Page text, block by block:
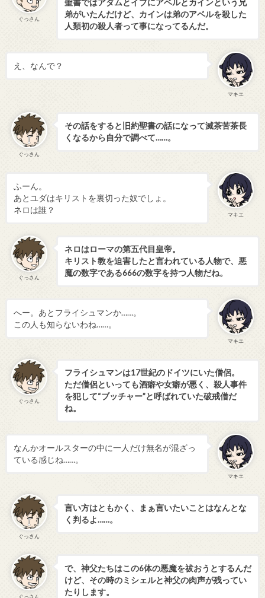
ぐっさん
聖書ではアダムとイブにアベルとカインという兄
弟がいたんだけど、カインは弟のアベルを殺した
人類初の殺人者って事になってるんだ。
マキエ
え、なんで？
ぐっさん
その話をすると旧約聖書の話になって滅茶苦茶長
くなるから自分で調べて……。
マキエ
ふーん。
あとユダはキリストを裏切った奴でしょ。
ネロは誰？
ぐっさん
ネロはローマの第五代目皇帝。
キリスト教を迫害したと言われている人物で、悪
魔の数字である666の数字を持つ人物だね。
マキエ
へー。あとフライシュマンか……。
この人も知らないわね……。
ぐっさん
フライシュマンは17世紀のドイツにいた僧侶。
ただ僧侶といっても酒癖や女癖が悪く、殺人事件
を犯して“ブッチャー”と呼ばれていた破戒僧だ
ね。
マキエ
なんかオールスターの中に一人だけ無名が混ざっ
ている感じね……。
ぐっさん
言い方はともかく、まぁ言いたいことはなんとな
く判るよ……。
ぐっさん
で、神父たちはこの6体の悪魔を祓おうとするんだ
けど、その時のミシェルと神父の肉声が残ってい
たりします。